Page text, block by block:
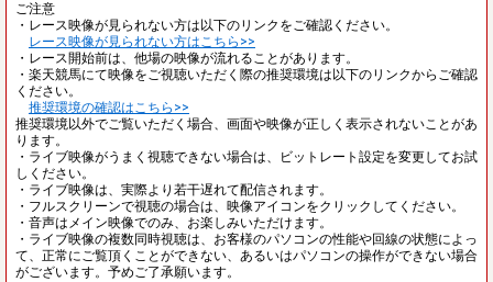
ご注意
・レース映像が見られない方は以下のリンクをご確認ください。
レース映像が見られない方はこちら>>
・レース開始前は、他場の映像が流れることがあります。
・楽天競馬にて映像をご視聴いただく際の推奨環境は以下のリンクからご確認
ください。
推奨環境の確認はこちら>>
推奨環境以外でご覧いただく場合、画面や映像が正しく表示されないことがあ
ります。
・ライブ映像がうまく視聴できない場合は、ビットレート設定を変更してお試
しください。
・ライブ映像は、実際より若干遅れて配信されます。
・フルスクリーンで視聴の場合は、映像アイコンをクリックしてください。
・音声はメイン映像でのみ、お楽しみいただけます。
・ライブ映像の複数同時視聴は、お客様のパソコンの性能や回線の状態によっ
て、正常にご覧頂くことができない、あるいはパソコンの操作ができない場合
がございます。予めご了承願います。